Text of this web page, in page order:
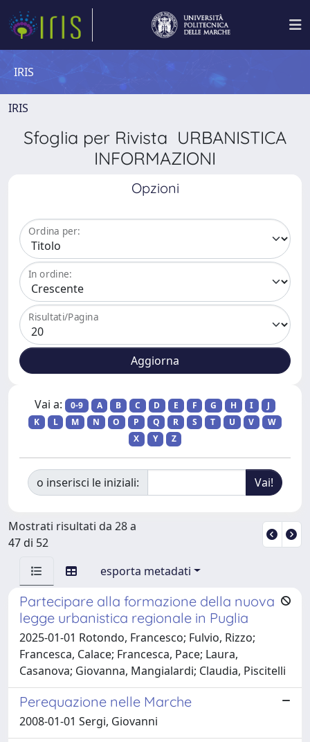
IRIS
IRIS
Sfoglia per Rivista URBANISTICA
INFORMAZIONI
Opzioni
Ordina per:
In ordine:
Risultati/Pagina
Vai a: 0-9 A B C D E F G H I
J
K
L M N O P Q R S T U V
W
X
Y Z
o inserisci le iniziali:
Mostrati risultati da 28 a
47 di 52
esporta metadati
Partecipare alla formazione della nuova
legge urbanistica regionale in Puglia
2025-01-01 Rotondo, Francesco; Fulvio, Rizzo;
Francesca, Calace; Francesca, Pace; Laura,
Casanova; Giovanna, Mangialardi; Claudia, Piscitelli
Perequazione nelle Marche
2008-01-01 Sergi, Giovanni